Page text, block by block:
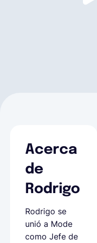
Acerca
de
Rodrigo
Rodrigo se
unió a Mode
como Jefe de